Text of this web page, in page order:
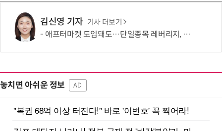
김신영 기자 기사 더보기
애프터마켓 도입돼도…단일종목 레버리지, 거래 가능성 희박
놓치면 아쉬운 정보 AD